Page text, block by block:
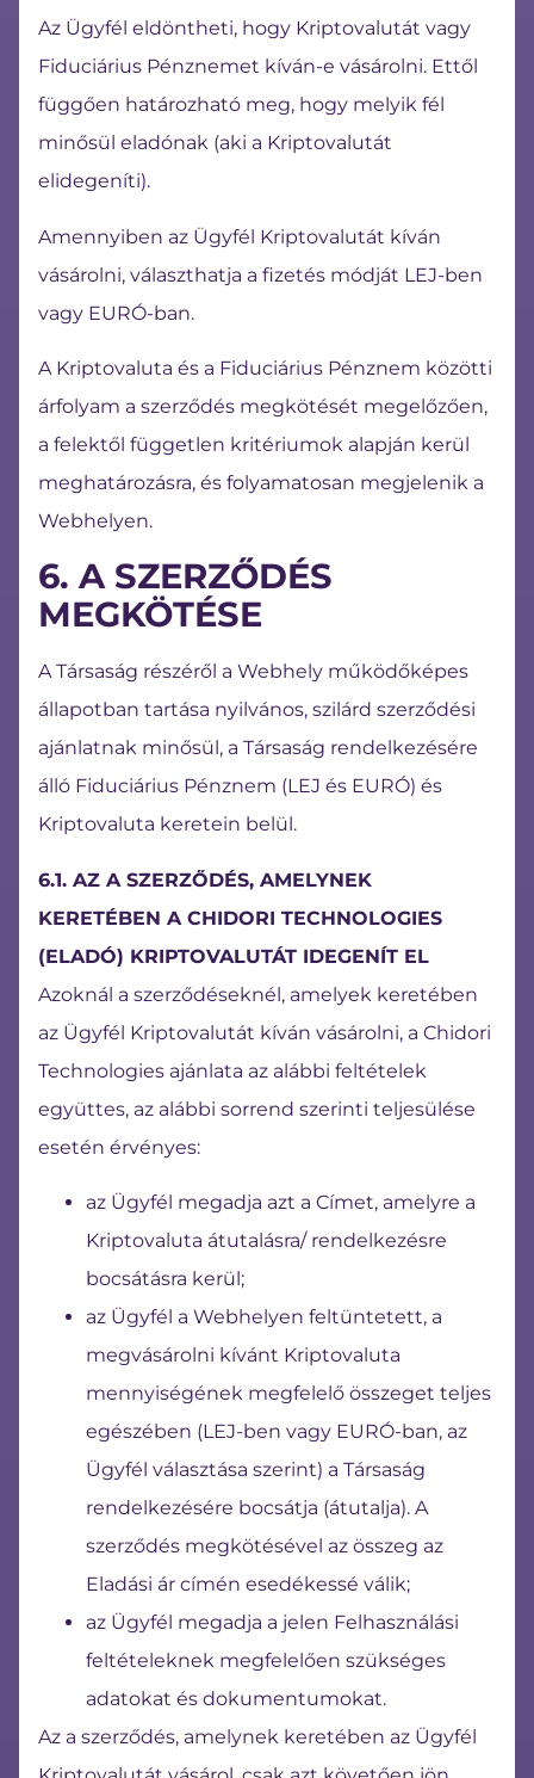
Az Ügyfél eldöntheti, hogy Kriptovalutát vagy
Fiduciárius Pénznemet kíván-e vásárolni. Ettől
függően határozható meg, hogy melyik fél
minősül eladónak (aki a Kriptovalutát
elidegeníti).
Amennyiben az Ügyfél Kriptovalutát kíván
vásárolni, választhatja a fizetés módját LEJ-ben
vagy EURÓ-ban.
A Kriptovaluta és a Fiduciárius Pénznem közötti
árfolyam a szerződés megkötését megelőzően,
a felektől független kritériumok alapján kerül
meghatározásra, és folyamatosan megjelenik a
Webhelyen.
6. A SZERZŐDÉS
MEGKÖTÉSE
A Társaság részéről a Webhely működőképes
állapotban tartása nyilvános, szilárd szerződési
ajánlatnak minősül, a Társaság rendelkezésére
álló Fiduciárius Pénznem (LEJ és EURÓ) és
Kriptovaluta keretein belül.
6.1. AZ A SZERZŐDÉS, AMELYNEK
KERETÉBEN A CHIDORI TECHNOLOGIES
(ELADÓ) KRIPTOVALUTÁT IDEGENÍT EL
Azoknál a szerződéseknél, amelyek keretében
az Ügyfél Kriptovalutát kíván vásárolni, a Chidori
Technologies ajánlata az alábbi feltételek
együttes, az alábbi sorrend szerinti teljesülése
esetén érvényes:
az Ügyfél megadja azt a Címet, amelyre a
Kriptovaluta átutalásra/ rendelkezésre
bocsátásra kerül;
az Ügyfél a Webhelyen feltüntetett, a
megvásárolni kívánt Kriptovaluta
mennyiségének megfelelő összeget teljes
egészében (LEJ-ben vagy EURÓ-ban, az
Ügyfél választása szerint) a Társaság
rendelkezésére bocsátja (átutalja). A
szerződés megkötésével az összeg az
Eladási ár címén esedékessé válik;
az Ügyfél megadja a jelen Felhasználási
feltételeknek megfelelően szükséges
adatokat és dokumentumokat.
Az a szerződés, amelynek keretében az Ügyfél